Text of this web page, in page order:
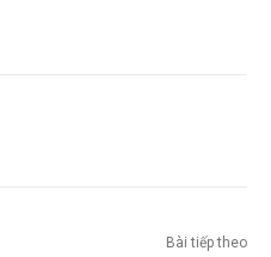
Bài tiếp theo